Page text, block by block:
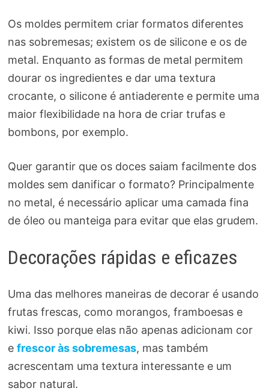
Os moldes permitem criar formatos diferentes
nas sobremesas; existem os de silicone e os de
metal. Enquanto as formas de metal permitem
dourar os ingredientes e dar uma textura
crocante, o silicone é antiaderente e permite uma
maior flexibilidade na hora de criar trufas e
bombons, por exemplo.
Quer garantir que os doces saiam facilmente dos
moldes sem danificar o formato? Principalmente
no metal, é necessário aplicar uma camada fina
de óleo ou manteiga para evitar que elas grudem.
Decorações rápidas e eficazes
Uma das melhores maneiras de decorar é usando
frutas frescas, como morangos, framboesas e
kiwi. Isso porque elas não apenas adicionam cor
e frescor às sobremesas, mas também
acrescentam uma textura interessante e um
sabor natural.